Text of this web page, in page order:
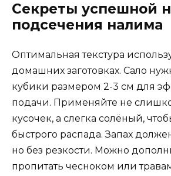
Секреты успешной
подсечения налима
Оптимальная текстура
домашних заготовках. Сало
кубики размером 2-3 см для
подачи. Применяйте не
кусочек, а слегка солёный,
быстрого распада. Запах
но без резкости. Можно
пропитать чесноком или